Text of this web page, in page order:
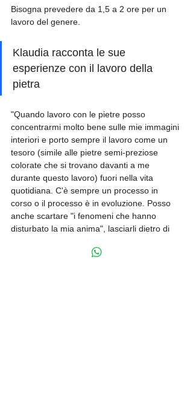
Bisogna prevedere da 1,5 a 2 ore per un
lavoro del genere.
Klaudia racconta le sue
esperienze con il lavoro della
pietra
"Quando lavoro con le pietre posso
concentrarmi molto bene sulle mie immagini
interiori e porto sempre il lavoro come un
tesoro (simile alle pietre semi-preziose
colorate che si trovano davanti a me
durante questo lavoro) fuori nella vita
quotidiana. C'è sempre un processo in
corso o il processo è in evoluzione. Posso
anche scartare "i fenomeni che hanno
disturbato la mia anima", lasciarli dietro di
libera per qualcosa di nuovo".